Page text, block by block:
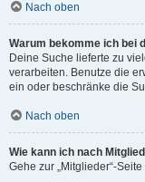
Nach oben
Warum bekomme ich bei
Deine Suche lieferte zu
verarbeiten. Benutze die
ein oder beschränke die
Nach oben
Wie kann ich nach
Gehe zur „Mitglieder“-